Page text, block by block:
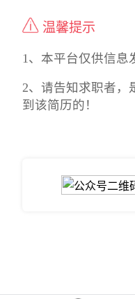
温馨提示
1、本平台仅供信息
2、请告知求职者，
到该简历的！